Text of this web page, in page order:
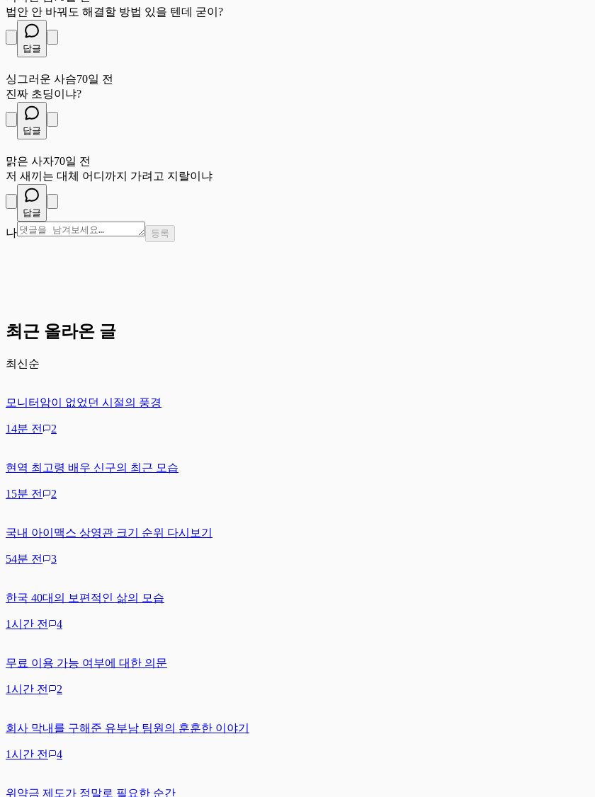
법안 안 바꿔도 해결할 방법 있을 텐데 굳이?
답글
싱그러운 사슴70일 전
진짜 초딩이냐?
답글
맑은 사자70일 전
저 새끼는 대체 어디까지 가려고 지랄이냐
답글
나 등록
최근 올라온 글
최신순
모니터암이 없었던 시절의 풍경
14분 전 2
현역 최고령 배우 신구의 최근 모습
15분 전 2
국내 아이맥스 상영관 크기 순위 다시보기
54분 전 3
한국 40대의 보편적인 삶의 모습
1시간 전 4
무료 이용 가능 여부에 대한 의문
1시간 전 2
회사 막내를 구해준 유부남 팀원의 훈훈한 이야기
1시간 전 4
위약금 제도가 정말로 필요한 순간